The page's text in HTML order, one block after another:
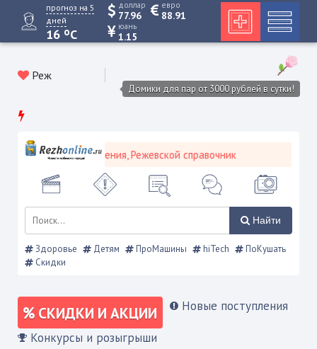
прогноз на 5
дней
16 oC
доллар
77.96
евро
88.91
юань
1.15
Реж
Домики для пар от 3000 рублей в сутки!
объявления, Режевской справочник
Найти
Здоровье Детям ПроМашины hiTech
ПоКушать
Скидки
СКИДКИ И АКЦИИ Новые поступления
Конкурсы и розыгрыши